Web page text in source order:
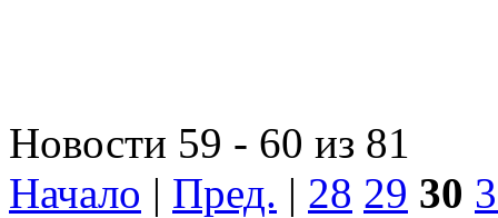
Новости 59 - 60 из 81
Начало | Пред. | 28 29 30